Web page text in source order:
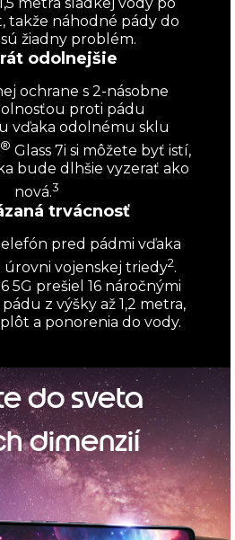
takže náhodné pády do
žiadny problém.
odolnejšie
ochrane s 2-násobne
proti pádu
vďaka odolnému sklu
® Glass 7i si môžete byť istí,
bude dlhšie vyzerať ako
nová.3
trvácnosť
pred pádmi vďaka
úrovni vojenskej triedy2.
5G prešiel 16 náročnými
z výšky až 1,2 metra,
a ponorenia do vody.
do sveta
dimenzií